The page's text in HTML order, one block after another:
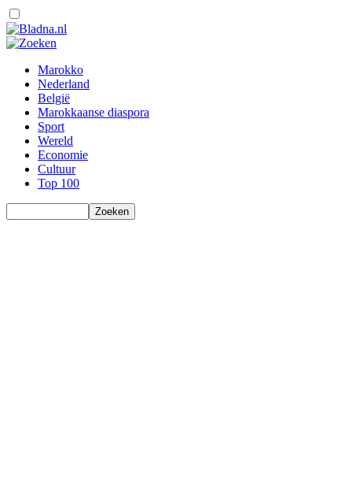
Marokko
Nederland
België
Marokkaanse diaspora
Sport
Wereld
Economie
Cultuur
Top 100